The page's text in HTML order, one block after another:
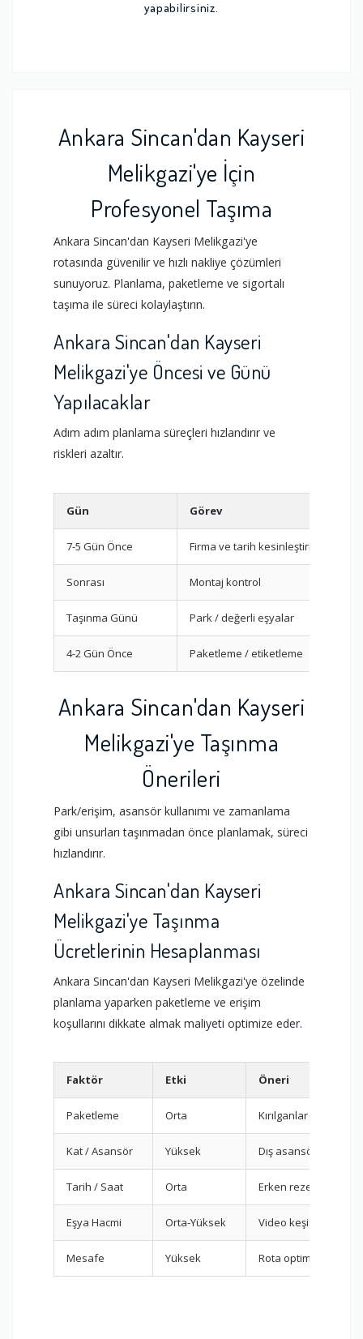
yapabilirsiniz.
Ankara Sincan'dan Kayseri
Melikgazi'ye İçin
Profesyonel Taşıma
Ankara Sincan'dan Kayseri Melikgazi'ye
rotasında güvenilir ve hızlı nakliye çözümleri
sunuyoruz. Planlama, paketleme ve sigortalı
taşıma ile süreci kolaylaştırın.
Ankara Sincan'dan Kayseri
Melikgazi'ye Öncesi ve Günü
Yapılacaklar
Adım adım planlama süreçleri hızlandırır ve
riskleri azaltır.
Gün Görev
7-5 Gün Önce Firma ve tarih kesinleştirme
Sonrası Montaj kontrol
Taşınma Günü Park / değerli eşyalar
4-2 Gün Önce Paketleme / etiketleme
Ankara Sincan'dan Kayseri
Melikgazi'ye Taşınma
Önerileri
Park/erişim, asansör kullanımı ve zamanlama
gibi unsurları taşınmadan önce planlamak, süreci
hızlandırır.
Ankara Sincan'dan Kayseri
Melikgazi'ye Taşınma
Ücretlerinin Hesaplanması
Ankara Sincan'dan Kayseri Melikgazi'ye özelinde
planlama yaparken paketleme ve erişim
koşullarını dikkate almak maliyeti optimize eder.
Faktör Etki Öneri
Paketleme Orta Kırılganlar için özel
Kat / Asansör Yüksek Dış asansör planı
Tarih / Saat Orta Erken rezervasyon
Eşya Hacmi Orta-Yüksek Video keşif
Mesafe Yüksek Rota optimizasyonu